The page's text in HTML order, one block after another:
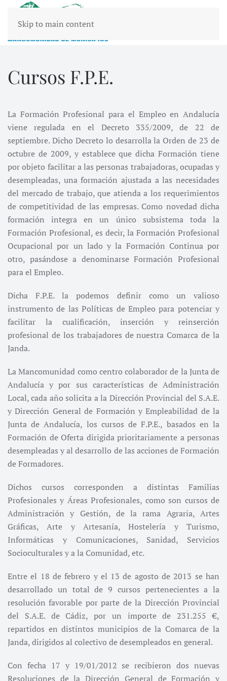
Skip to main content
Cursos F.P.E.
La Formación Profesional para el Empleo en Andalucía
viene regulada en el Decreto 335/2009, de 22 de
septiembre. Dicho Decreto lo desarrolla la Orden de 23 de
octubre de 2009, y establece que dicha Formación tiene
por objeto facilitar a las personas trabajadoras, ocupadas y
desempleadas, una formación ajustada a las necesidades
del mercado de trabajo, que atienda a los requerimientos
de competitividad de las empresas. Como novedad dicha
formación integra en un único subsistema toda la
Formación Profesional, es decir, la Formación Profesional
Ocupacional por un lado y la Formación Continua por
otro, pasándose a denominarse Formación Profesional
para el Empleo.
Dicha F.P.E. la podemos definir como un valioso
instrumento de las Políticas de Empleo para potenciar y
facilitar la cualificación, inserción y reinserción
profesional de los trabajadores de nuestra Comarca de la
Janda.
La Mancomunidad como centro colaborador de la Junta de
Andalucía y por sus características de Administración
Local, cada año solicita a la Dirección Provincial del S.A.E.
y Dirección General de Formación y Empleabilidad de la
Junta de Andalucía, los cursos de F.P.E., basados en la
Formación de Oferta dirigida prioritariamente a personas
desempleadas y al desarrollo de las acciones de Formación
de Formadores.
Dichos cursos corresponden a distintas Familias
Profesionales y Áreas Profesionales, como son cursos de
Administración y Gestión, de la rama Agraria, Artes
Gráficas, Arte y Artesanía, Hostelería y Turismo,
Informáticas y Comunicaciones, Sanidad, Servicios
Socioculturales y a la Comunidad, etc.
Entre el 18 de febrero y el 13 de agosto de 2013 se han
desarrollado un total de 9 cursos pertenecientes a la
resolución favorable por parte de la Dirección Provincial
del S.A.E. de Cádiz, por un importe de 231.255 €,
repartidos en distintos municipios de la Comarca de la
Janda, dirigidos al colectivo de desempleados en general.
Con fecha 17 y 19/01/2012 se recibieron dos nuevas
Resoluciones de la Dirección General de Formación y